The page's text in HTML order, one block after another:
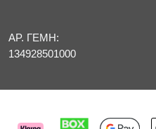
ΑΡ. ΓΕΜΗ:
134928501000